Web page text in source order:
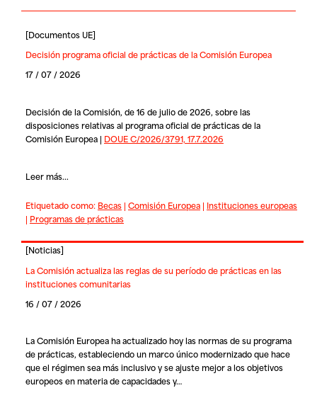
[Documentos UE]
Decisión programa oficial de prácticas de la Comisión Europea
17 / 07 / 2026
Decisión de la Comisión, de 16 de julio de 2026, sobre las
disposiciones relativas al programa oficial de prácticas de la
Comisión Europea | DOUE C/2026/3791, 17.7.2026
Leer más...
Etiquetado como: Becas| Comisión Europea| Instituciones europeas
| Programas de prácticas
[Noticias]
La Comisión actualiza las reglas de su período de prácticas en las
instituciones comunitarias
16 / 07 / 2026
La Comisión Europea ha actualizado hoy las normas de su programa
de prácticas, estableciendo un marco único modernizado que hace
que el régimen sea más inclusivo y se ajuste mejor a los objetivos
europeos en materia de capacidades y…